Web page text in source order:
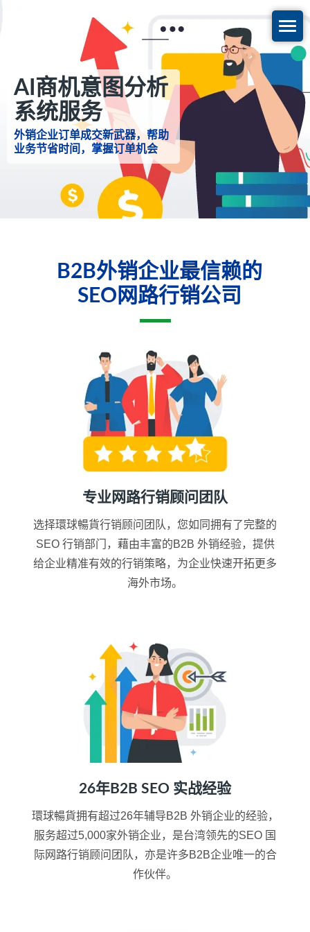
AI商机意图分析
系统服务
外销企业订单成交新武器，帮助
业务节省时间，掌握订单机会
B2B外销企业最信赖的
SEO网路行销公司
专业网路行销顾问团队
选择環球暢貨行销顾问团队，您如同拥有了完整的
SEO 行销部门，藉由丰富的B2B 外销经验，提供
给企业精准有效的行销策略，为企业快速开拓更多
海外市场。
26年B2B SEO 实战经验
環球暢貨拥有超过26年辅导B2B 外销企业的经验，
服务超过5,000家外销企业，是台湾领先的SEO 国
际网路行销顾问团队，亦是许多B2B企业唯一的合
作伙伴。